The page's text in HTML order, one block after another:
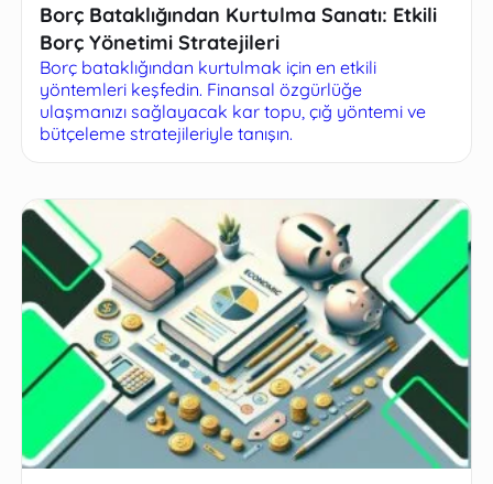
Borç Bataklığından Kurtulma Sanatı: Etkili
Borç Yönetimi Stratejileri
Borç bataklığından kurtulmak için en etkili
yöntemleri keşfedin. Finansal özgürlüğe
ulaşmanızı sağlayacak kar topu, çığ yöntemi ve
bütçeleme stratejileriyle tanışın.